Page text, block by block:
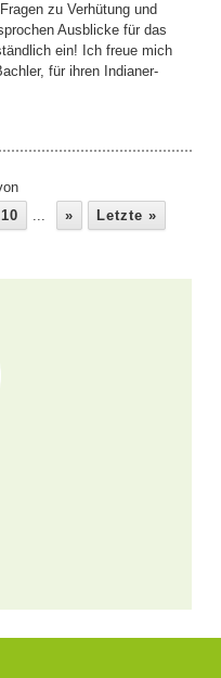
zu Verhütung und
Ausblicke für das
ein! Ich freue mich
für ihren Indianer-
10 ... » Letzte »